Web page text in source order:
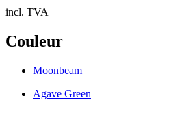
incl. TVA
Couleur
Moonbeam
Agave Green